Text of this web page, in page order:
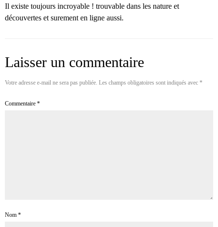
Il existe toujours incroyable ! trouvable dans les nature et
découvertes et surement en ligne aussi.
Laisser un commentaire
Votre adresse e-mail ne sera pas publiée. Les champs obligatoires sont indiqués avec *
Commentaire *
Nom *